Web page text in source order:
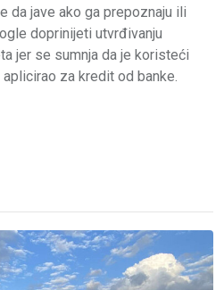
da jave ako ga prepoznaju ili
doprinijeti utvrđivanju
jer se sumnja da je koristeći
za kredit od banke.